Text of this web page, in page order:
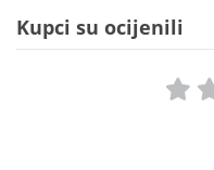
Kupci su ocijenili